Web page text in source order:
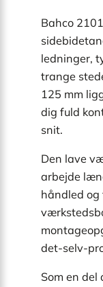
Bahco
ledninger,
trange
125 mm
dig fuld
snit.
Den lave
arbejde
håndled og
det-selv-
Som en del